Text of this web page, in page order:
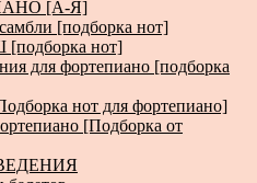
[А-Я]
[подборка нот]
нот]
для фортепиано [подборка
нот для фортепиано]
[Подборка от